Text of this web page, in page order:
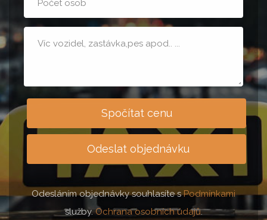
osob
Spočítat cenu
Odeslat objednávku
Odesláním objednávky souhlasíte sPodmínkami
služby.Ochrana osobních údajů.